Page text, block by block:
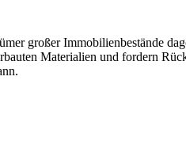
großer Immobilienbestände
Materialien und fordern